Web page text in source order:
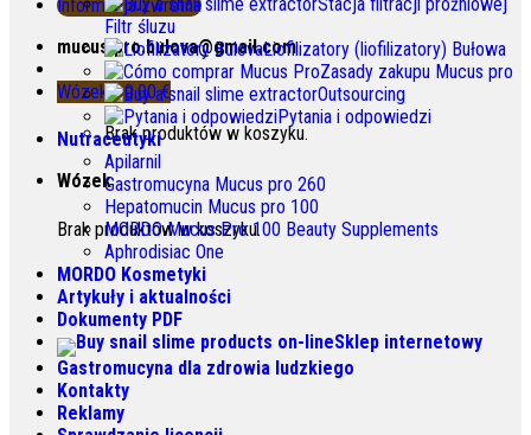
Informacja zwrotna
mucus.pro.bulova@gmail.com
Wózek /0.00€
Brak produktów w koszyku.
Wózek
Brak produktów w koszyku.
Filtr śluzu
Liofilizatory (liofilizatory) Bułowa
Zasady zakupu Mucus pro
Outsourcing
Pytania i odpowiedzi
Nutraceutyki
Apilarnil
Gastromucyna Mucus pro 260
Hepatomucin Mucus pro 100
MORDO Mucus Pro100 Beauty Supplements
Aphrodisiac One
MORDO Kosmetyki
Artykuły i aktualności
Dokumenty PDF
Sklep internetowy
Gastromucyna dla zdrowia ludzkiego
Kontakty
Reklamy